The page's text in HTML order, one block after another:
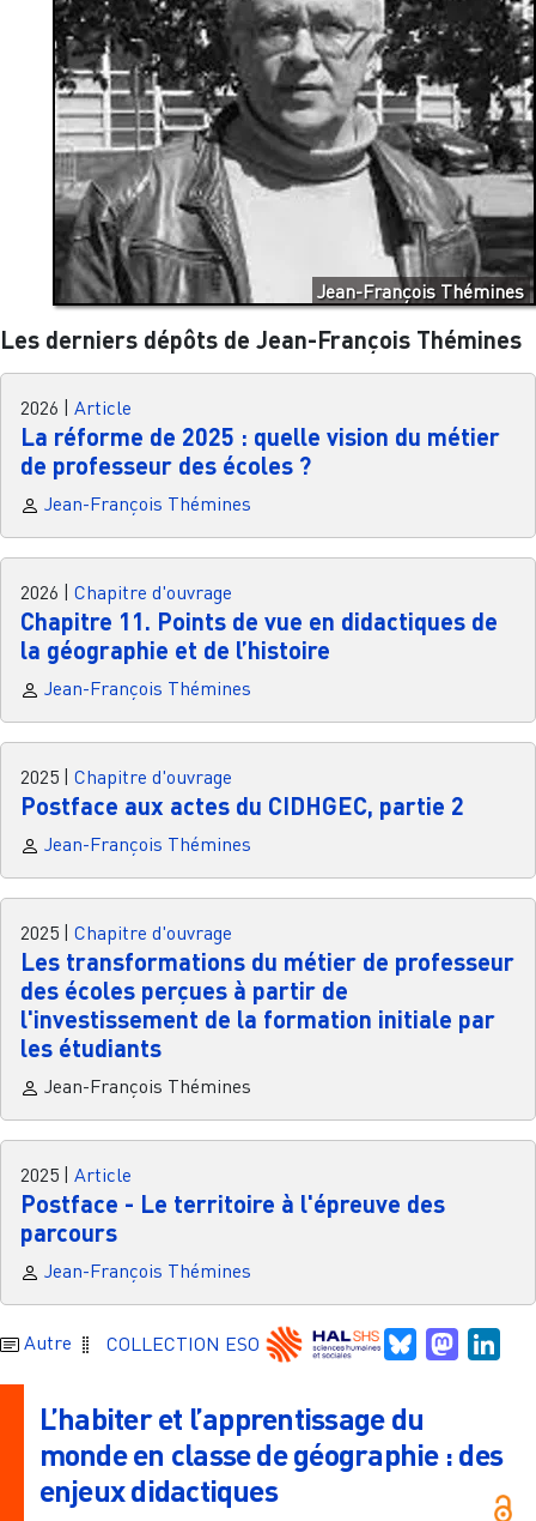
Jean-François Thémines
Les derniers dépôts de Jean-François Thémines
2026 Article
La réforme de 2025 : quelle vision du métier
de professeur des écoles ?
Jean-François Thémines
2026 Chapitre d'ouvrage
Chapitre 11. Points de vue en didactiques de
la géographie et de l’histoire
Jean-François Thémines
2025 Chapitre d'ouvrage
Postface aux actes du CIDHGEC, partie 2
Jean-François Thémines
2025 Chapitre d'ouvrage
Les transformations du métier de professeur
des écoles perçues à partir de
l'investissement de la formation initiale par
les étudiants
Jean-François Thémines
2025 Article
Postface - Le territoire à l'épreuve des
parcours
Jean-François Thémines
Autre COLLECTION ESO Bluesky
L’habiter et l’apprentissage du
monde en classe de géographie : des
enjeux didactiques